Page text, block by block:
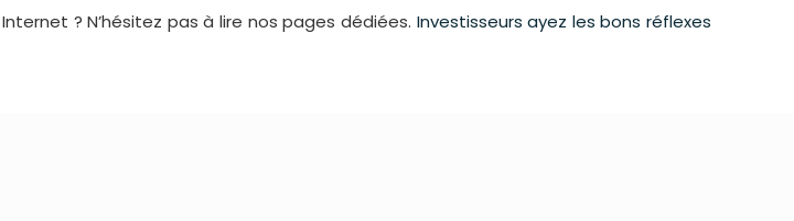
? N’hésitez pas à lire nos pages dédiées. Investisseurs ayez les bons réflexes